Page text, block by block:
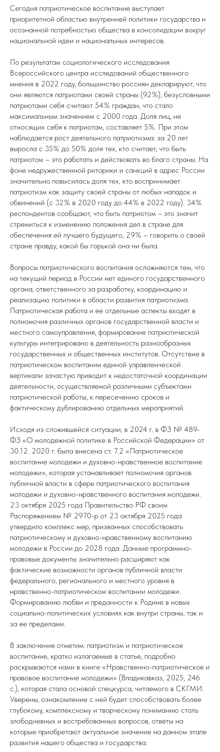
Сегодня патриотическое воспитание выступает
приоритетной областью внутренней политики государства и
осознанной потребностью общества в консолидации вокруг
национальной идеи и национальных интересов.
По результатам социологического исследования
Всероссийского центра исследований общественного
мнения в 2022 году, большинство россиян декларируют, что
они являются патриотами своей страны (92%), безусловными
патриотами себя считают 54% граждан, что стало
максимальным значением с 2000 года. Доля лиц, не
относящих себя к патриотам, составляет 5%. При этом
наблюдается рост деятельного патриотизма: за 20 лет
выросла с 35% до 50% доля тех, кто считает, что быть
патриотом – это работать и действовать во благо страны. На
фоне недружественной риторики и санкций в адрес России
значительно повысилась доля тех, кто воспринимает
патриотизм как защиту своей страны от любых нападок и
обвинений (с 32% в 2020 году до 44% в 2022 году). 34%
респондентов сообщают, что быть патриотом – это значит
стремиться к изменению положения дел в стране для
обеспечения ей лучшего будущего, 29% – говорить о своей
стране правду, какой бы горькой она ни была.
Вопросы патриотического воспитания осложняются тем, что
на текущий период в России нет единого государственного
органа, ответственного за разработку, координацию и
реализацию политики в области развития патриотизма.
Патриотическая работа и ее отдельные аспекты входят в
полномочия различных органов государственной власти и
местного самоуправления, формирование патриотической
культуры интегрировано в деятельность разнообразных
государственных и общественных институтов. Отсутствие в
патриотическом воспитании единой управленческой
вертикали зачастую приводит к недостаточной координации
деятельности, осуществляемой различными субъектами
патриотической работы, к пересечению сроков и
фактическому дублированию отдельных мероприятий.
Исходя из сложившейся ситуации, в 2024 г. в ФЗ № 489-
ФЗ «О молодежной политике в Российской Федерации» от
30.12. 2020 г. была внесена ст. 7.2 «Патриотическое
воспитание молодежи и духовно-нравственное воспитание
молодежи», которая устанавливает полномочия органов
публичной власти в сфере патриотического воспитания
молодежи и духовно-нравственного воспитания молодежи.
23 октября 2025 года Правительство РФ своим
Распоряжением № 2970-р от 23 октября 2025 года
утвердило комплекс мер, призванных способствовать
патриотическому и духовно-нравственному воспитанию
молодежи в России до 2028 года. Данные программно-
правовые документы значительно расширяют как
фактические возможности органов публичной власти
федерального, регионального и местного уровня в
нравственно-патриотическом воспитании молодежи.
Формированию любви и преданности к Родине в новых
социально-политических условиях как внутри страны, так и
за ее пределами.
В заключение отметим: патриотизм и патриотическое
воспитание, кратко излагаемые в статье, подробно
раскрываются нами в книге «Нравственно-патриотическое и
правовое воспитание молодежи» (Владикавказ, 2025, 246
с.), которая стала основой спецкурса, читаемого в СКГМИ.
Уверены, ознакомление с ней будет способствовать более
глубокому, комплексному и творческому пониманию столь
злободневных и востребованных вопросов, ответы на
которые приобретают актуальное значение на данном этапе
развития нашего общества и государства.